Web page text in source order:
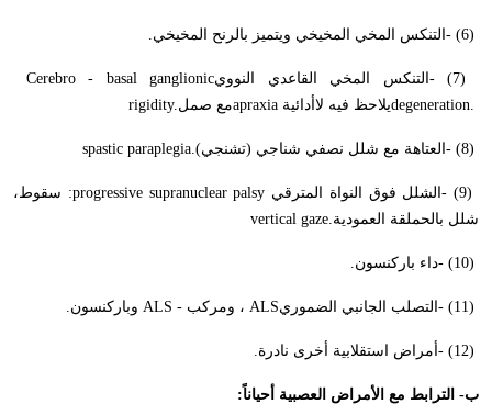
- (6) التنكس المخي المخيخي ويتميز بالرنح المخيخي.
- (7) التنكس المخي القاعدي النوويCerebro - basal ganglionic
degeneration.يلاحظ فيه لاأدائية apraxiaمع صملrigidity.
- (8) العتاهة مع شلل نصفي شناجي (تشنجي)spastic paraplegia.
- (9)الشلل فوق النواة المترقي :progressive supranuclear palsy سقوط،
شلل بالحملقة العموديةvertical gaze.
- (10)داء باركنسون.
- (11) التصلب الجانبي الضموريALS ، ومركب ALS - وباركنسون.
- (12) أمراض استقلابية أخرى نادرة.
ب- الترابط مع الأمراض العصبية أحياناً: